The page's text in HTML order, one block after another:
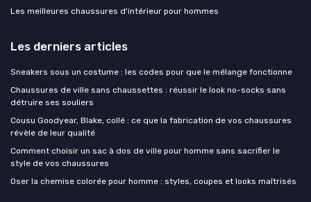
Les meilleures chaussures d'intérieur pour hommes
Les derniers articles
Sneakers sous un costume : les codes pour que le mélange fonctionne
Chaussures de ville sans chaussettes : réussir le look no-socks sans
détruire ses souliers
Cousu Goodyear, Blake, collé : ce que la fabrication de vos chaussures
révèle de leur qualité
Comment choisir un sac à dos de ville pour homme sans sacrifier le
style de vos chaussures
Oser la chemise colorée pour homme : styles, coupes et looks maîtrisés